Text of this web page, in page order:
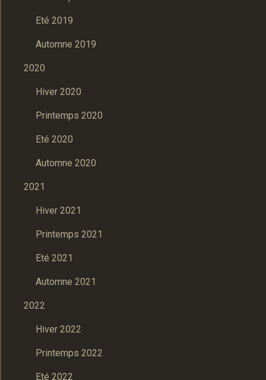
Eté 2019
Automne 2019
2020
Hiver 2020
Printemps 2020
Eté 2020
Automne 2020
2021
Hiver 2021
Printemps 2021
Eté 2021
Automne 2021
2022
Hiver 2022
Printemps 2022
Eté 2022